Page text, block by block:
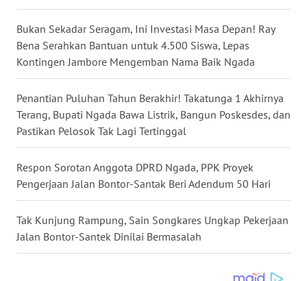
Bukan Sekadar Seragam, Ini Investasi Masa Depan! Ray
Bena Serahkan Bantuan untuk 4.500 Siswa, Lepas
Kontingen Jambore Mengemban Nama Baik Ngada
Penantian Puluhan Tahun Berakhir! Takatunga 1 Akhirnya
Terang, Bupati Ngada Bawa Listrik, Bangun Poskesdes, dan
Pastikan Pelosok Tak Lagi Tertinggal
Respon Sorotan Anggota DPRD Ngada, PPK Proyek
Pengerjaan Jalan Bontor-Santak Beri Adendum 50 Hari
Tak Kunjung Rampung, Sain Songkares Ungkap Pekerjaan
Jalan Bontor-Santek Dinilai Bermasalah
JATIM
WN
BALI
WN
KALBAR
WN
KALTENG
WN
KALTARA